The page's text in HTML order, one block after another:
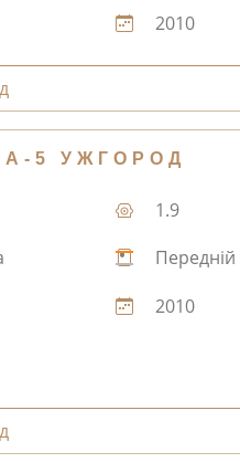
2010
A-5 УЖГОРОД
1.9
Передній
2010